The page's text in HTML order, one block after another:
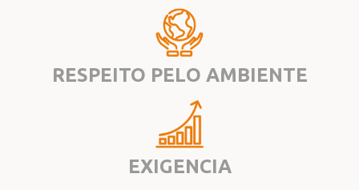
RESPEITO PELO AMBIENTE
EXIGENCIA